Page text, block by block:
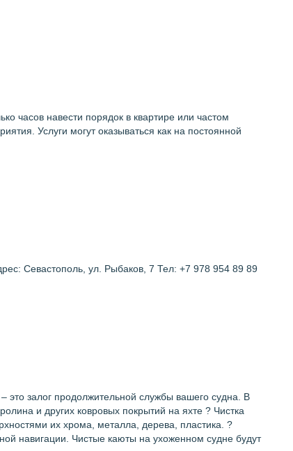
часов навести порядок в квартире или частом
Услуги могут оказываться как на постоянной
Севастополь, ул. Рыбаков, 7 Тел: +7 978 954 89 89
это залог продолжительной службы вашего судна. В
и других ковровых покрытий на яхте ? Чистка
их хрома, металла, дерева, пластика. ?
навигации. Чистые каюты на ухоженном судне будут